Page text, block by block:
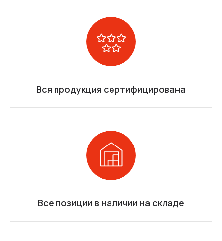
Вся продукция сертифицирована
Все позиции в наличии на складе